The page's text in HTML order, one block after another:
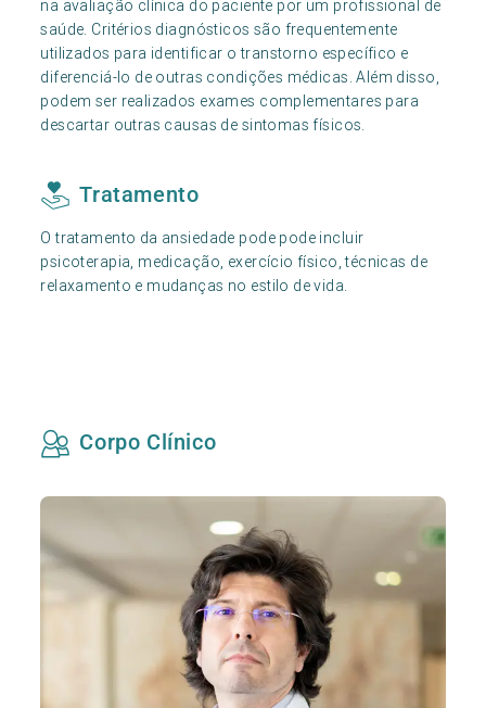
na avaliação clínica do paciente por um profissional de
saúde. Critérios diagnósticos são frequentemente
utilizados para identificar o transtorno específico e
diferenciá-lo de outras condições médicas. Além disso,
podem ser realizados exames complementares para
descartar outras causas de sintomas físicos.
Tratamento
O tratamento da ansiedade pode pode incluir
psicoterapia, medicação, exercício físico, técnicas de
relaxamento e mudanças no estilo de vida.
Corpo Clínico